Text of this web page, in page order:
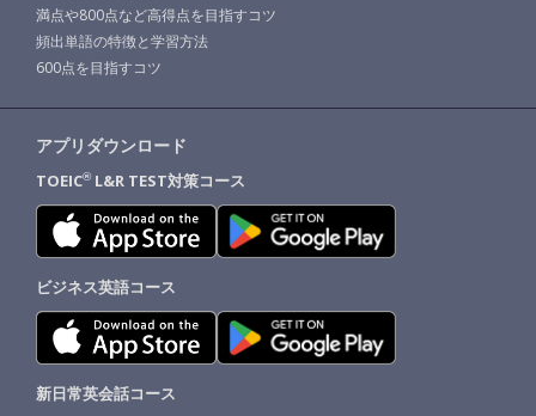
満点や800点など高得点を目指すコツ
頻出単語の特徴と学習方法
600点を目指すコツ
アプリダウンロード
TOEIC®L&R TEST対策コース
ビジネス英語コース
新日常英会話コース